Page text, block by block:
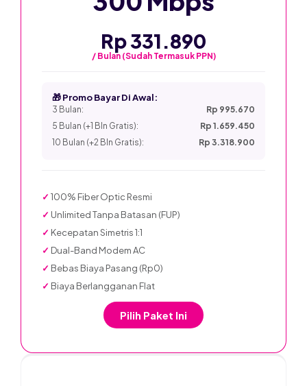
Rp 331.890
/ Bulan (Sudah Termasuk PPN)
🎁 Promo Bayar Di Awal:
3 Bulan:
Rp 995.670
5 Bulan (+1 Bln Gratis):
Rp 1.659.450
10 Bulan (+2 Bln Gratis):
Rp 3.318.900
✓ 100% Fiber Optic Resmi
✓ Unlimited Tanpa Batasan (FUP)
✓ Kecepatan Simetris 1:1
✓ Dual-Band Modem AC
✓ Bebas Biaya Pasang (Rp0)
✓ Biaya Berlangganan Flat
Pilih Paket Ini